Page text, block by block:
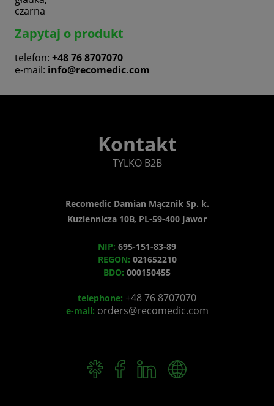
czarna
Zapytaj o produkt
telefon: +48 76 8707070
e-mail: info@recomedic.com
Kontakt
TYLKO B2B
Recomedic Damian Mącznik Sp. k.
Kuziennicza 10B, PL-59-400 Jawor
NIP: 695-151-83-89
REGON: 021652210
BDO: 000150455
telephone: +48 76 8707070
e-mail: orders@recomedic.com